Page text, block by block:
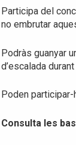
Participa del
no embrutar
Podràs guanyar
d’escalada
Poden
Consulta les